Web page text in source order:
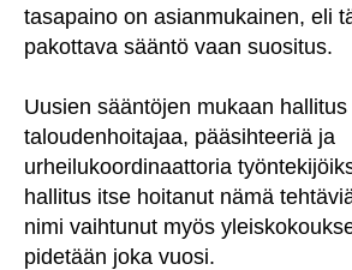
tasapaino on asianmukainen, eli
pakottava sääntö vaan suositus.
Uusien sääntöjen mukaan
taloudenhoitajaa, pääsihteeriä ja
urheilukoordinaattoria
hallitus itse hoitanut nämä
nimi vaihtunut myös
pidetään joka vuosi.